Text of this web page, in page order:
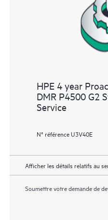
HPE 4 year
DMR P4500 G2
Service
N° référence U3V40E
Afficher les détails relatifs au
Soumettre votre demande de